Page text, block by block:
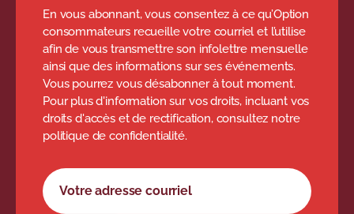
En vous abonnant, vous consentez à ce qu’Option
consommateurs recueille votre courriel et l’utilise
afin de vous transmettre son infolettre mensuelle
ainsi que des informations sur ses événements.
Vous pourrez vous désabonner à tout moment.
Pour plus d'information sur vos droits, incluant vos
droits d'accès et de rectification, consultez notre
politique de confidentialité.
Formulaire d'abonnement à l'infolettre
Votre adresse courriel